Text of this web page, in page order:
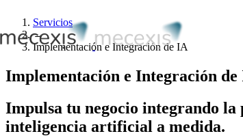
Servicios
→
Implementación e Integración de IA
Implementación e Integración de
Impulsa tu negocio integrando
inteligencia artificial a medida.